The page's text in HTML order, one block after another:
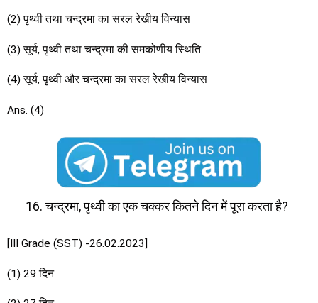
(2) पृथ्वी तथा चन्द्रमा का सरल रेखीय विन्यास
(3) सूर्य, पृथ्वी तथा चन्द्रमा की समकोणीय स्थिति
(4) सूर्य, पृथ्वी और चन्द्रमा का सरल रेखीय विन्यास
Ans. (4)
चन्द्रमा, पृथ्वी का एक चक्कर कितने दिन में पूरा करता है?
[III Grade (SST) -26.02.2023]
(1) 29 दिन